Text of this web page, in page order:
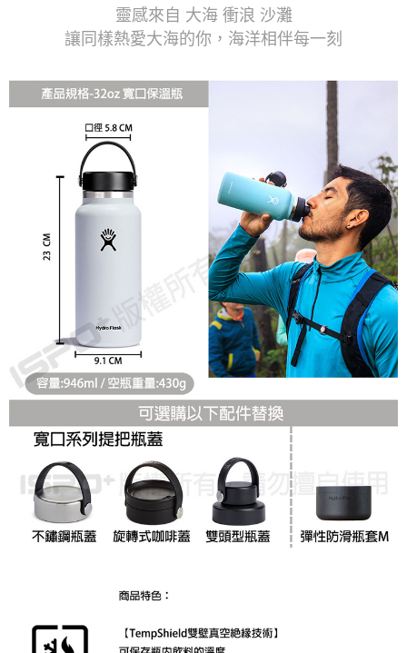
靈感來自 大海 衝浪 沙灘
讓同樣熱愛大海的你，海洋相伴每一刻